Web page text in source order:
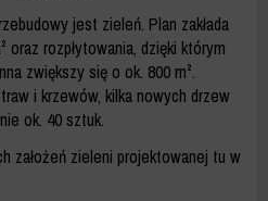
jest zieleń. Plan zakłada
oraz rozpłytowania, dzięki którym
zwiększy się o ok. 800 m².
i krzewów, kilka nowych drzew
ok. 40 sztuk.
założeń zieleni projektowanej tu w